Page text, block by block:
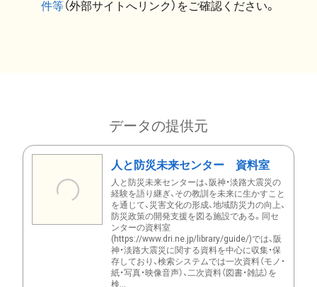
件等（外部サイトへリンク）をご確認ください。
データの提供元
人と防災未来センター 資料室
人と防災未来センターは、阪神・淡路大震災の
経験を語り継ぎ、その教訓を未来に生かすこと
を通じて、災害文化の形成、地域防災力の向上、
防災政策の開発支援を図る施設である。同セ
ンターの資料室
(https://www.dri.ne.jp/library/guide/)では、阪
神・淡路大震災に関する資料を中心に収集・保
存しており、検索システムでは一次資料（モノ・
紙・写真・映像音声）、二次資料（図書・雑誌）を
検...